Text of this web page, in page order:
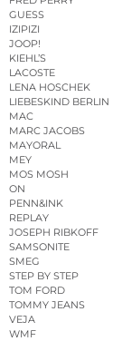
GUESS
IZIPIZI
JOOP!
KIEHL’S
LACOSTE
LENA HOSCHEK
LIEBESKIND BERLIN
MAC
MARC JACOBS
MAYORAL
MEY
MOS MOSH
ON
PENN&INK
REPLAY
JOSEPH RIBKOFF
SAMSONITE
SMEG
STEP BY STEP
TOM FORD
TOMMY JEANS
VEJA
WMF